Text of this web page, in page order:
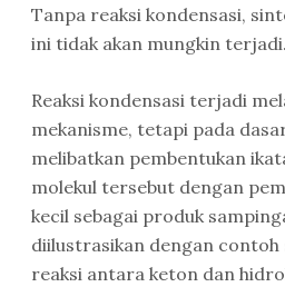
Tanpa reaksi kondensasi,
ini tidak akan mungkin terjadi.
Reaksi kondensasi terjadi
mekanisme, tetapi pada
melibatkan pembentukan
molekul tersebut dengan
kecil sebagai produk
diilustrasikan dengan
reaksi antara keton dan